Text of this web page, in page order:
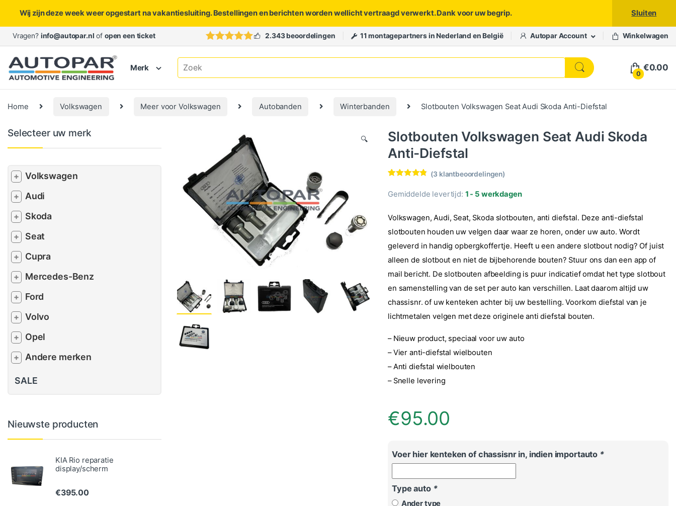
Wij zijn deze week weer opgestart na vakantiesluiting. Bestellingen en berichten worden wellicht vertraagd verwerkt. Dank voor uw begrip. Sluiten
Skip to navigation
Skip to content
Vragen? info@autopar.nl of open een ticket 2.343 beoordelingen 11 montagepartners in Nederland en België Autopar Account Winkelwagen
Merk
Search for:
0
€0.00
Home Volkswagen Meer voor Volkswagen Autobanden Winterbanden Slotbouten Volkswagen Seat Audi Skoda Anti-Diefstal
🔍
Slotbouten Volkswagen Seat Audi Skoda
Anti-Diefstal
4.67
op 5
gebaseerd
elingen
(3 klantbeoordelingen)
Gemiddelde levertijd: 1 - 5 werkdagen
Volkswagen, Audi, Seat, Skoda slotbouten, anti diefstal. Deze anti-diefstal
slotbouten houden uw velgen daar waar ze horen, onder uw auto. Wordt
geleverd in handig opbergkoffertje. Heeft u een andere slotbout nodig? Of juist
alleen de slotbout en niet de bijbehorende bouten? Stuur ons dan een app of
mail bericht. De slotbouten afbeelding is puur indicatief omdat het type slotbout
en samenstelling van de set per auto kan verschillen. Laat daarom altijd uw
chassisnr. of uw kenteken achter bij uw bestelling. Voorkom diefstal van je
lichtmetalen velgen met deze originele anti diefstal bouten.
– Nieuw product, speciaal voor uw auto
– Vier anti-diefstal wielbouten
– Anti diefstal wielbouten
– Snelle levering
€95.00
Voer hier kenteken of chassisnr in, indien importauto *
Type auto *
Ander type
Selecteer uw merk
+ Volkswagen
+ Audi
+ Skoda
+ Seat
+ Cupra
+ Mercedes-Benz
+ Ford
+ Volvo
+ Opel
+ Andere merken
SALE
Nieuwste producten
KIA Rio reparatie
display/scherm
€395.00